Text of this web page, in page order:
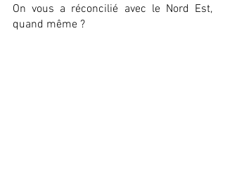
On vous a réconcilié avec le Nord Est,
quand même ?